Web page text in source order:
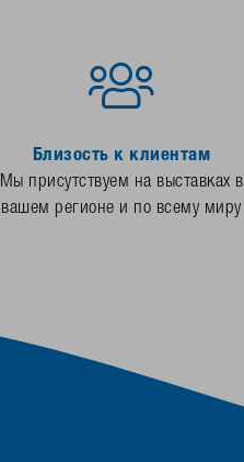
Близость к клиентам
Мы присутствуем на выставках в
вашем регионе и по всему миру